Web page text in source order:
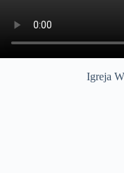
Igreja